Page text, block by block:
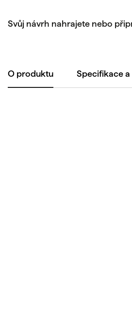
Svůj návrh nahrajete nebo
O produktu Specifikace a